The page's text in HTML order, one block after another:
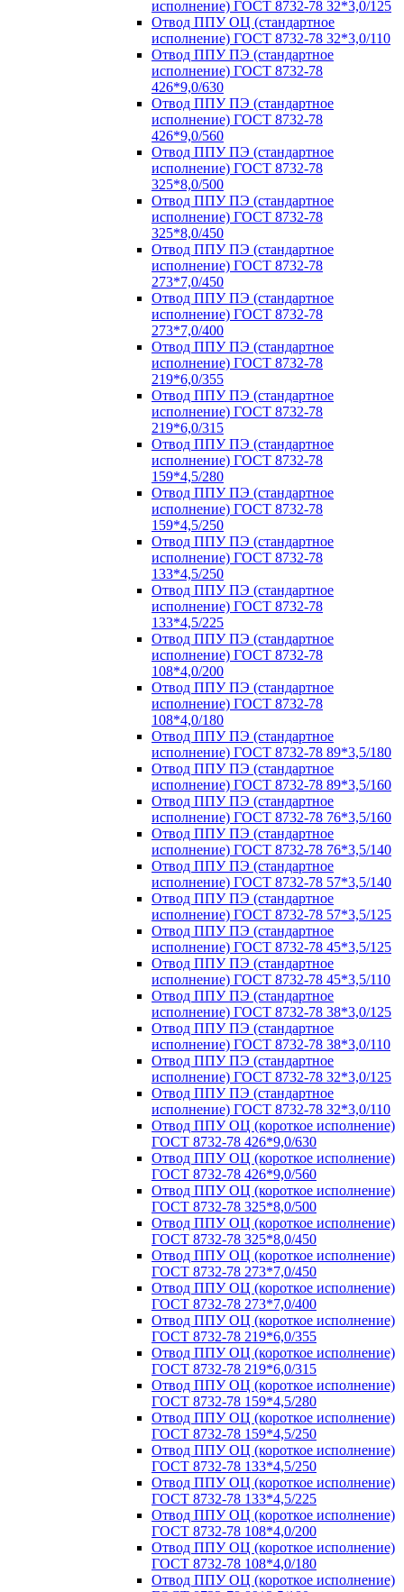
исполнение) ГОСТ 8732-78 32*3,0/125
Отвод ППУ ОЦ (стандартное
исполнение) ГОСТ 8732-78 32*3,0/110
Отвод ППУ ПЭ (стандартное
исполнение) ГОСТ 8732-78
426*9,0/630
Отвод ППУ ПЭ (стандартное
исполнение) ГОСТ 8732-78
426*9,0/560
Отвод ППУ ПЭ (стандартное
исполнение) ГОСТ 8732-78
325*8,0/500
Отвод ППУ ПЭ (стандартное
исполнение) ГОСТ 8732-78
325*8,0/450
Отвод ППУ ПЭ (стандартное
исполнение) ГОСТ 8732-78
273*7,0/450
Отвод ППУ ПЭ (стандартное
исполнение) ГОСТ 8732-78
273*7,0/400
Отвод ППУ ПЭ (стандартное
исполнение) ГОСТ 8732-78
219*6,0/355
Отвод ППУ ПЭ (стандартное
исполнение) ГОСТ 8732-78
219*6,0/315
Отвод ППУ ПЭ (стандартное
исполнение) ГОСТ 8732-78
159*4,5/280
Отвод ППУ ПЭ (стандартное
исполнение) ГОСТ 8732-78
159*4,5/250
Отвод ППУ ПЭ (стандартное
исполнение) ГОСТ 8732-78
133*4,5/250
Отвод ППУ ПЭ (стандартное
исполнение) ГОСТ 8732-78
133*4,5/225
Отвод ППУ ПЭ (стандартное
исполнение) ГОСТ 8732-78
108*4,0/200
Отвод ППУ ПЭ (стандартное
исполнение) ГОСТ 8732-78
108*4,0/180
Отвод ППУ ПЭ (стандартное
исполнение) ГОСТ 8732-78 89*3,5/180
Отвод ППУ ПЭ (стандартное
исполнение) ГОСТ 8732-78 89*3,5/160
Отвод ППУ ПЭ (стандартное
исполнение) ГОСТ 8732-78 76*3,5/160
Отвод ППУ ПЭ (стандартное
исполнение) ГОСТ 8732-78 76*3,5/140
Отвод ППУ ПЭ (стандартное
исполнение) ГОСТ 8732-78 57*3,5/140
Отвод ППУ ПЭ (стандартное
исполнение) ГОСТ 8732-78 57*3,5/125
Отвод ППУ ПЭ (стандартное
исполнение) ГОСТ 8732-78 45*3,5/125
Отвод ППУ ПЭ (стандартное
исполнение) ГОСТ 8732-78 45*3,5/110
Отвод ППУ ПЭ (стандартное
исполнение) ГОСТ 8732-78 38*3,0/125
Отвод ППУ ПЭ (стандартное
исполнение) ГОСТ 8732-78 38*3,0/110
Отвод ППУ ПЭ (стандартное
исполнение) ГОСТ 8732-78 32*3,0/125
Отвод ППУ ПЭ (стандартное
исполнение) ГОСТ 8732-78 32*3,0/110
Отвод ППУ ОЦ (короткое исполнение)
ГОСТ 8732-78 426*9,0/630
Отвод ППУ ОЦ (короткое исполнение)
ГОСТ 8732-78 426*9,0/560
Отвод ППУ ОЦ (короткое исполнение)
ГОСТ 8732-78 325*8,0/500
Отвод ППУ ОЦ (короткое исполнение)
ГОСТ 8732-78 325*8,0/450
Отвод ППУ ОЦ (короткое исполнение)
ГОСТ 8732-78 273*7,0/450
Отвод ППУ ОЦ (короткое исполнение)
ГОСТ 8732-78 273*7,0/400
Отвод ППУ ОЦ (короткое исполнение)
ГОСТ 8732-78 219*6,0/355
Отвод ППУ ОЦ (короткое исполнение)
ГОСТ 8732-78 219*6,0/315
Отвод ППУ ОЦ (короткое исполнение)
ГОСТ 8732-78 159*4,5/280
Отвод ППУ ОЦ (короткое исполнение)
ГОСТ 8732-78 159*4,5/250
Отвод ППУ ОЦ (короткое исполнение)
ГОСТ 8732-78 133*4,5/250
Отвод ППУ ОЦ (короткое исполнение)
ГОСТ 8732-78 133*4,5/225
Отвод ППУ ОЦ (короткое исполнение)
ГОСТ 8732-78 108*4,0/200
Отвод ППУ ОЦ (короткое исполнение)
ГОСТ 8732-78 108*4,0/180
Отвод ППУ ОЦ (короткое исполнение)